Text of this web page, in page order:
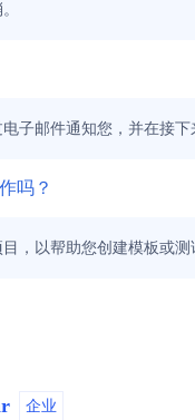
子邮件通知您，并在接
吗？
，以帮助您创建模板或测
企业